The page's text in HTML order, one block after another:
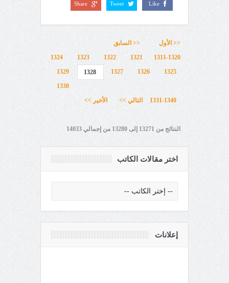
Like
Tweet
Share
<< الأول
<< السابق
1311-1320
1321
1322
1323
1324
1325
1326
1327
1328
1329
1330
1331-1340
التالي >> الأخير >>
النتائج من 13271 إلى 13280 من إجمالي 14033
اختر مقالات الكاتب
إعلانات